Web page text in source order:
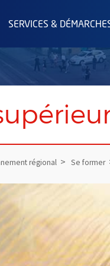
SERVICES &
régional Se former